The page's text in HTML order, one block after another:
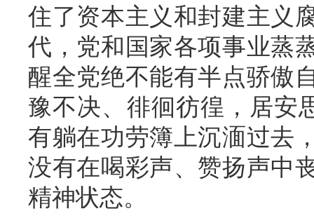
住了资本主义和封建主义
代，党和国家各项事业蒸
醒全党绝不能有半点骄傲
豫不决、徘徊彷徨，居安
有躺在功劳簿上沉湎过去
没有在喝彩声、赞扬声中
精神状态。